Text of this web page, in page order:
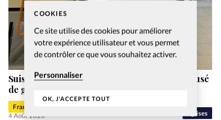
COOKIES
Ce site utilise des cookies pour améliorer
votre expérience utilisateur et vous permet
de contrôler ce que vous souhaitez activer.
Personnaliser
OK, J'ACCEPTE TOUT
Eglises
Suisse: un ex-pasteur de la vallée de Joux accusé
de gestes déplacés
Francis-George Sarpédon
4 Août 2026